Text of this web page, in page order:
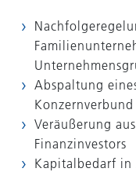
Abspaltung
Konzernverbund
Veräußerung
Finanzinvestors
Kapitalbedarf in